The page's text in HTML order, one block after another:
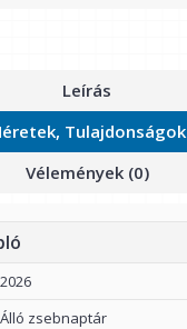
Leírás
Tulajdonságok
Vélemények (0)
2026
Álló zsebnaptár